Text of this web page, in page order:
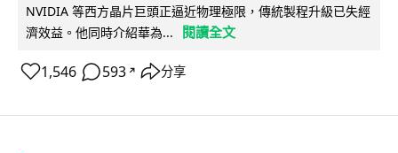
NVIDIA 等西方晶片巨頭正逼近物理極限，傳統製程升級已失經
濟效益。他同時介紹華為...
閱讀全文
1,546 593 ↗ 分享